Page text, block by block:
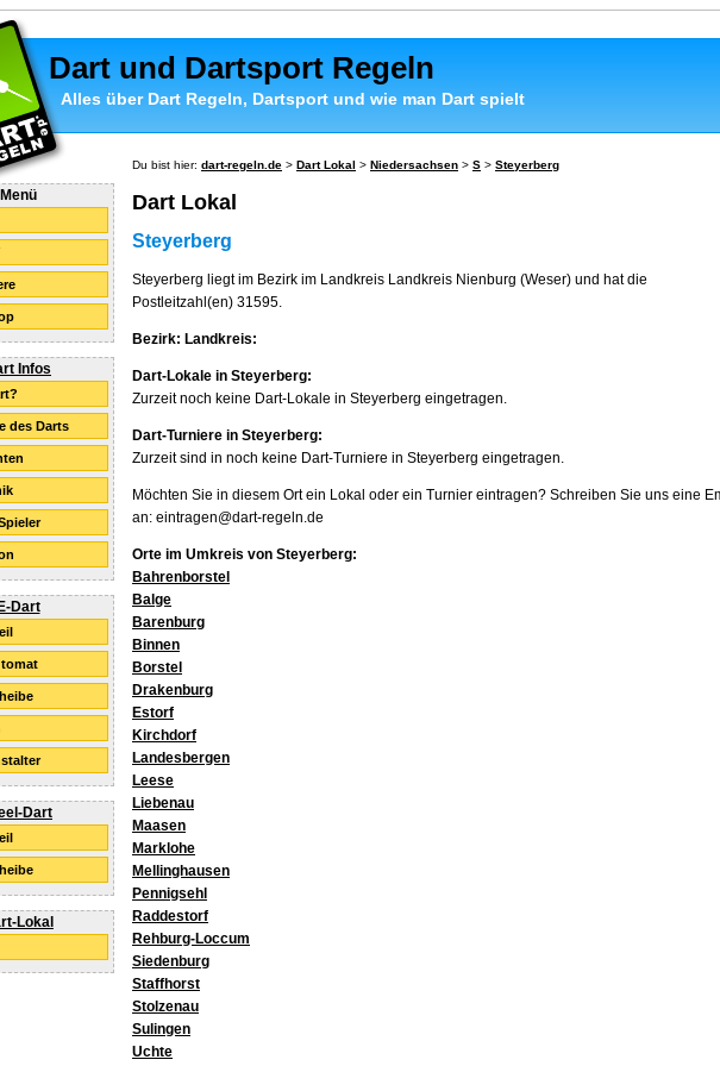
Dart und Dartsport Regeln
Alles über Dart Regeln, Dartsport und wie man Dart spielt
Menü
Infos
des Darts
E-Dart
Dart
Lokal
Du bist hier: dart-regeln.de > Dart Lokal > Niedersachsen > S > Steyerberg
Dart Lokal
Steyerberg
Steyerberg liegt im Bezirk im Landkreis Landkreis Nienburg (Weser) und hat die
Postleitzahl(en) 31595.
Bezirk: Landkreis:
Dart-Lokale in Steyerberg:
Zurzeit noch keine Dart-Lokale in Steyerberg eingetragen.
Dart-Turniere in Steyerberg:
Zurzeit sind in noch keine Dart-Turniere in Steyerberg eingetragen.
Möchten Sie in diesem Ort ein Lokal oder ein Turnier eintragen? Schreiben Sie uns eine
an: eintragen@dart-regeln.de
Orte im Umkreis von Steyerberg:
Bahrenborstel
Balge
Barenburg
Binnen
Borstel
Drakenburg
Estorf
Kirchdorf
Landesbergen
Leese
Liebenau
Maasen
Marklohe
Mellinghausen
Pennigsehl
Raddestorf
Rehburg-Loccum
Siedenburg
Staffhorst
Stolzenau
Sulingen
Uchte